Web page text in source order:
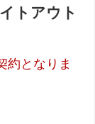
トアウト
約となりま